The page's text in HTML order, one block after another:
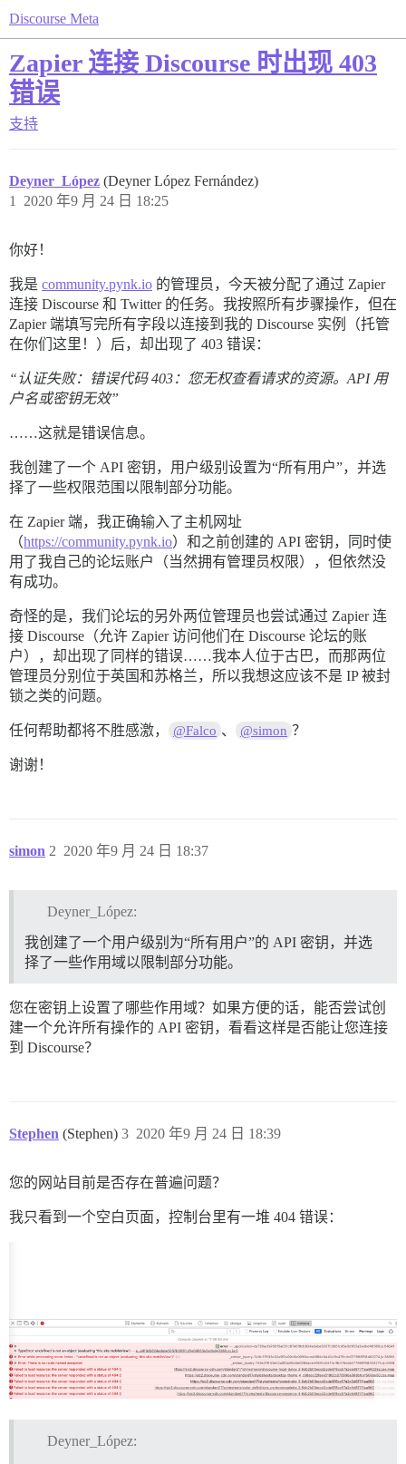
Discourse Meta
Zapier 连接 Discourse 时出现 403
错误
支持
Deyner_López (Deyner López Fernández)
2020 年9 月 24 日 18:25
1
你好！
我是 community.pynk.io 的管理员，今天被分配了通过 Zapier
连接 Discourse 和 Twitter 的任务。我按照所有步骤操作，但在
Zapier 端填写完所有字段以连接到我的 Discourse 实例（托管
在你们这里！）后，却出现了 403 错误：
“认证失败：错误代码 403：您无权查看请求的资源。API 用
户名或密钥无效”
……这就是错误信息。
我创建了一个 API 密钥，用户级别设置为“所有用户”，并选
择了一些权限范围以限制部分功能。
在 Zapier 端，我正确输入了主机网址
（https://community.pynk.io）和之前创建的 API 密钥，同时使
用了我自己的论坛账户（当然拥有管理员权限），但依然没
有成功。
奇怪的是，我们论坛的另外两位管理员也尝试通过 Zapier 连
接 Discourse（允许 Zapier 访问他们在 Discourse 论坛的账
户），却出现了同样的错误……我本人位于古巴，而那两位
管理员分别位于英国和苏格兰，所以我想这应该不是 IP 被封
锁之类的问题。
任何帮助都将不胜感激， @Falco 、 @simon ？
谢谢！
simon 2020 年9 月 24 日 18:37
2
Deyner_López:
我创建了一个用户级别为“所有用户”的 API 密钥，并选
择了一些作用域以限制部分功能。
您在密钥上设置了哪些作用域？如果方便的话，能否尝试创
建一个允许所有操作的 API 密钥，看看这样是否能让您连接
到 Discourse？
Stephen (Stephen) 2020 年9 月 24 日 18:39
3
您的网站目前是否存在普遍问题？
我只看到一个空白页面，控制台里有一堆 404 错误：
Deyner_López: